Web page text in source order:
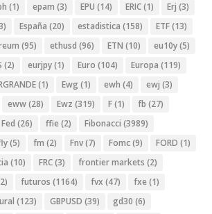
(1) epam (3) EPU (14) ERIC(1) Erj (3)
España (20) estadistica (158) ETF(13)
(95) ethusd (96) ETN (10) eu10y(5)
(2) eurjpy(1) Euro (104) Europa (119)
(1) Ewg (1) ewh (4) ewj (3)
eww(28) Ewz (319) F(1) fb (27)
Fed (26) ffie (2) Fibonacci (3989)
(5) fm (2) Fnv(7) Fomc(9) FORD (1)
(10) FRC(3) frontier markets (2)
futuros (1164) fvx (47) fxe (1)
(123) GBPUSD (39) gd30 (6)